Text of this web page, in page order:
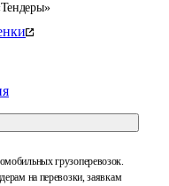
грузоперевозок.
на перевозки, заявкам